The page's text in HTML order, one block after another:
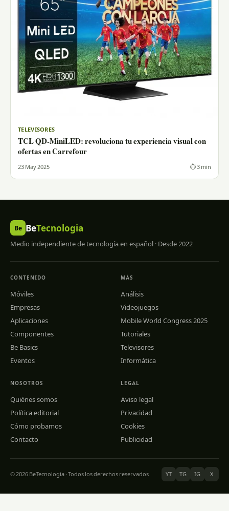
TELEVISORES
TCL QD-MiniLED: revoluciona tu experiencia visual con
ofertas en Carrefour
23 May 2025 ⏱ 3 min
Be BeTecnologia
Medio independiente de tecnología en español · Desde 2022
CONTENIDO
Móviles
Empresas
Aplicaciones
Componentes
Be Basics
Eventos
MÁS
Análisis
Videojuegos
Mobile World Congress 2025
Tutoriales
Televisores
Informática
NOSOTROS
Quiénes somos
Política editorial
Cómo probamos
Contacto
LEGAL
Aviso legal
Privacidad
Cookies
Publicidad
© 2026 BeTecnologia · Todos los derechos reservados YT TG IG X